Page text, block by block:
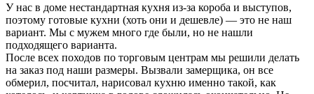
У нас в доме нестандартная кухня из-за короба и выступов,
поэтому готовые кухни (хоть они и дешевле) — это не наш
вариант. Мы с мужем много где были, но не нашли
подходящего варианта.
После всех походов по торговым центрам мы решили делать
на заказ под наши размеры. Вызвали замерщика, он все
обмерил, посчитал, нарисовал кухню именно такой, как